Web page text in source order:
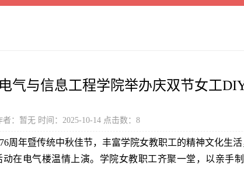
与信息工程学院举办庆双节女工
者：暂无 时间：2025-10-14 点击数： 8
76周年暨传统中秋佳节，丰富学院女教职工的精神文化生
在电气楼温情上演。学院女教职工齐聚一堂，以亲手